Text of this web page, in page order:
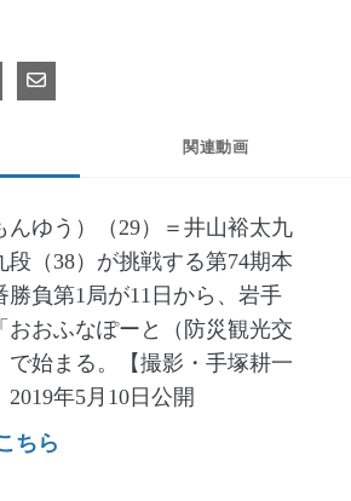
する で共有
電子メールで共有
関連動画
んゆう）（29）＝井山裕太九
段（38）が挑戦する第74期本
勝負第1局が11日から、岩手
おおふなぽーと（防災観光交
で始まる。【撮影・手塚耕一
年5月10日公開
ちら